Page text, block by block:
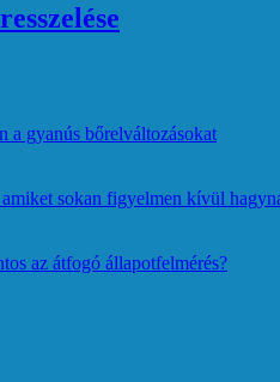
a gyanús bőrelváltozásokat
sokan figyelmen kívül
az átfogó állapotfelmérés?